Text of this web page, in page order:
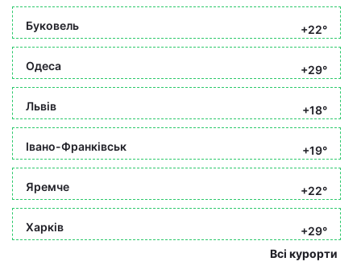
Буковель +22°
Одеса +29°
Львів +18°
Івано-Франківськ +19°
Яремче +22°
Харків
+29°
Всі курорти